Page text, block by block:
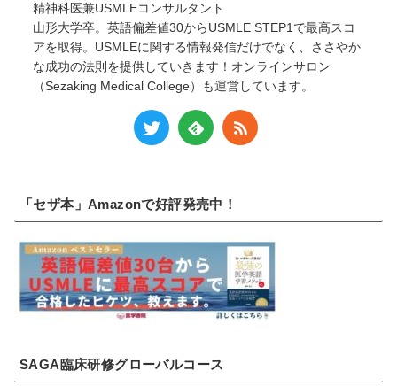
精神科医兼USMLEコンサルタント
山形大学卒。英語偏差値30からUSMLE STEP1で最高スコ
アを取得。USMLEに関する情報発信だけでなく、ささやか
な成功の法則を提供していきます！オンラインサロン
（Sezaking Medical College）も運営しています。
「セザ本」Amazonで好評発売中！
SAGA臨床研修グローバルコース